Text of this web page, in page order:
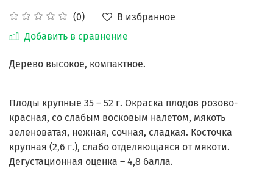
(0)
В избранное
Добавить в сравнение
Дерево высокое, компактное.
Плоды крупные 35 – 52 г. Окраска плодов розово-
красная, со слабым восковым налетом, мякоть
зеленоватая, нежная, сочная, сладкая. Косточка
крупная (2,6 г.), слабо отделяющаяся от мякоти.
Дегустационная оценка – 4,8 балла.